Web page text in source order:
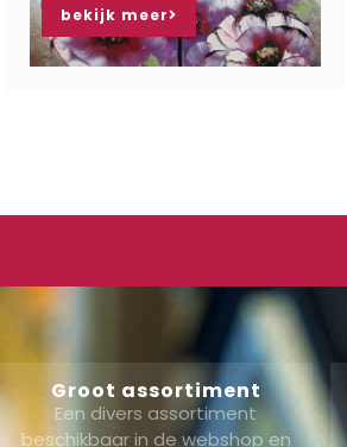
bekijk meer
Groot assortiment
Een divers assortiment
beschikbaar in de webshop en